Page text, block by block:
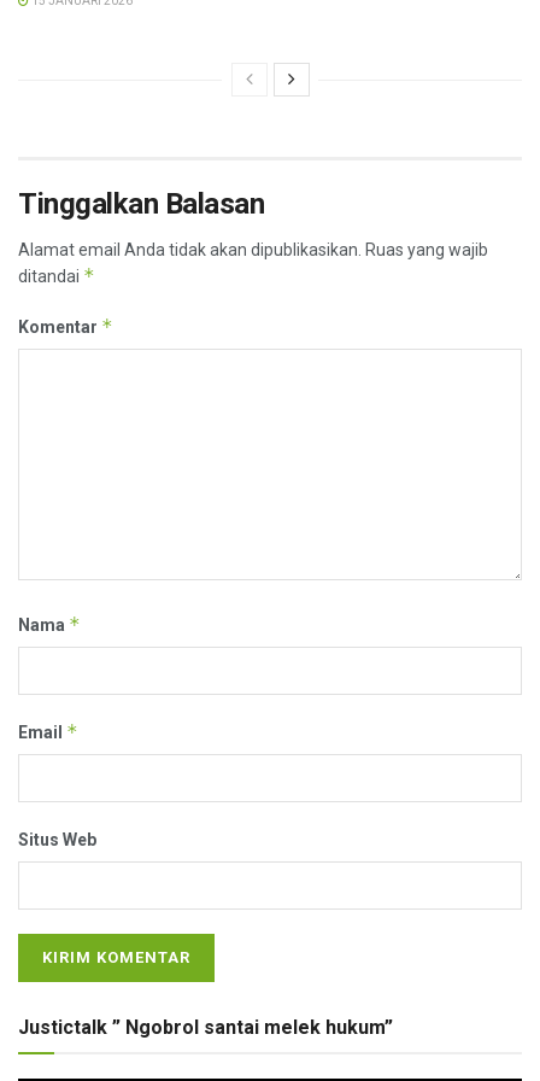
Tinggalkan Balasan
Alamat email Anda tidak akan dipublikasikan. Ruas yang wajib
ditandai *
Komentar *
Nama *
Email *
Situs Web
Justictalk ” Ngobrol santai melek hukum”